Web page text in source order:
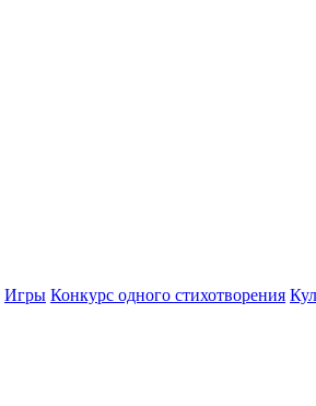
Игры Конкурс одного стихотворения